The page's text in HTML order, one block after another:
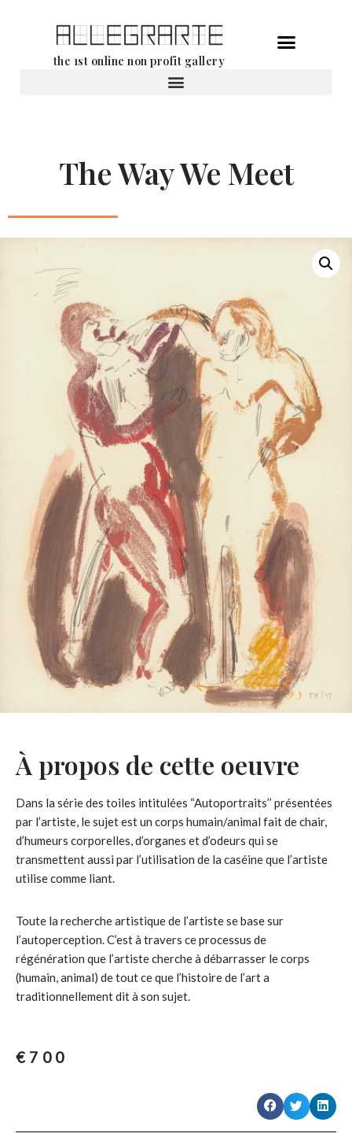
the 1st online non profit gallery
The Way We Meet
À propos de cette oeuvre
Dans la série des toiles intitulées “Autoportraits’’ présentées
par l’artiste, le sujet est un corps humain/animal fait de chair,
d’humeurs corporelles, d’organes et d’odeurs qui se
transmettent aussi par l’utilisation de la caséine que l’artiste
utilise comme liant.
Toute la recherche artistique de l’artiste se base sur
l’autoperception. C’est à travers ce processus de
régénération que l’artiste cherche à débarrasser le corps
(humain, animal) de tout ce que l’histoire de l’art a
traditionnellement dit à son sujet.
€ 700